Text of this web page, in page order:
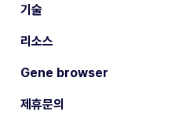
기술
리소스
Gene browser
제휴문의